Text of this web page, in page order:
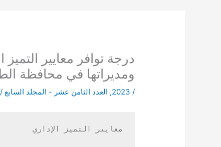
درجة توافر معايير
ومديراتها في محافظة
/
2023
, العدد الثامن عشر - المجلد السابع
معايير التميز الإداري